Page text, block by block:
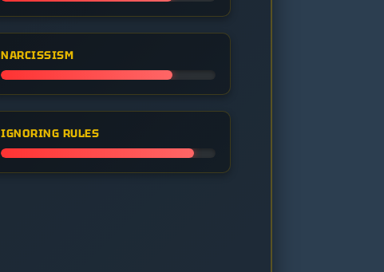
NARCISSISM
IGNORING RULES